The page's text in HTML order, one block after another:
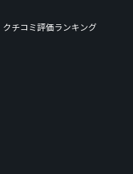
クチコミ評価ランキング